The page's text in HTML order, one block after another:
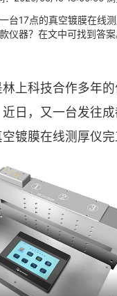
台17点的真空镀膜在线
仪器？在文中可找到答案
上科技合作多年
日，又一台发往
镀膜在线测厚仪完